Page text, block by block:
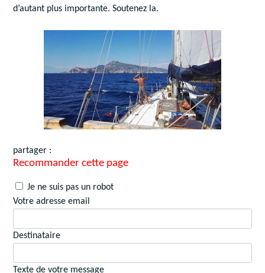
d’autant plus importante. Soutenez la.
partager :
Recommander cette page
Je ne suis pas un robot
Votre adresse email
Destinataire
Texte de votre message